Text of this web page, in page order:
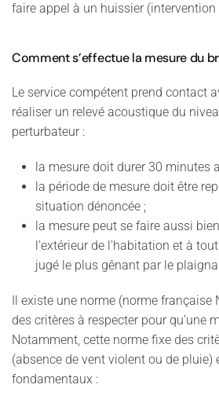
faire appel à un huissier (intervention
Comment s’effectue la mesure du
Le service compétent prend contact
réaliser un relevé acoustique du
perturbateur :
la mesure doit durer 30 minutes
la période de mesure doit être
situation dénoncée ;
la mesure peut se faire aussi
l'extérieur de l'habitation et à
jugé le plus gênant par le
Il existe une norme (norme française
des critères à respecter pour qu’une
Notamment, cette norme fixe des
(absence de vent violent ou de pluie)
fondamentaux :